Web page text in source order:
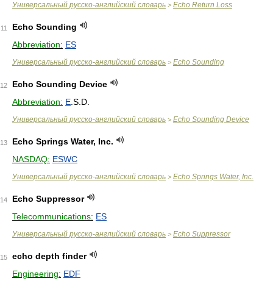
Универсальный русско-английский словарь > Echo Return Loss
11
Echo Sounding
Abbreviation: ES
Универсальный русско-английский словарь > Echo Sounding
12
Echo Sounding Device
Abbreviation: E .S.D.
Универсальный русско-английский словарь > Echo Sounding Device
13
Echo Springs Water, Inc.
NASDAQ: ESWC
Универсальный русско-английский словарь > Echo Springs Water, Inc.
14
Echo Suppressor
Telecommunications: ES
Универсальный русско-английский словарь > Echo Suppressor
15
echo depth finder
Engineering: EDF